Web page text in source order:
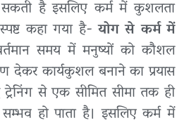
है इसलिए कर्म में कुशलता
कहा गया है-योग से कर्म में
समय में मनुष्यों को कौशल
देकर कार्यकुशल बनाने का प्रयास
ट्रेनिंग से एक सीमित सीमा तक ही
हो पाता है। इसलिए कर्म में